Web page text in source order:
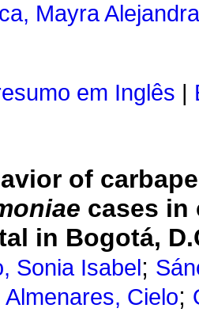
Mayra Alejandra
em Inglês
of
cases in
in Bogotá,
Sonia Isabel ;
Almenares, Cielo;